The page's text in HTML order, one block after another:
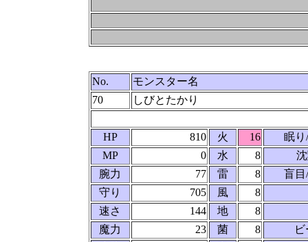
No.
モンスター名
70
しびとたかり
HP 810 火 16
眠り
MP
0 水 8
腕力
77 雷 8
盲目
守り
705 風
8
速さ
144 地
8
魔力
23 菌 8